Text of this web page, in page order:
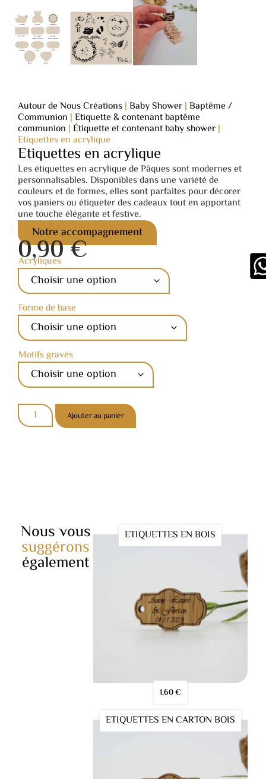
Autour de Nous Créations |Baby Shower |Baptême /
Communion |Etiquette & contenant baptême
communion |Étiquette et contenant baby shower |
Etiquettes en acrylique
Etiquettes en acrylique
Les étiquettes en acrylique de Pâques sont modernes et
personnalisables. Disponibles dans une variété de
couleurs et de formes, elles sont parfaites pour décorer
vos paniers ou étiqueter des cadeaux tout en apportant
une touche élégante et festive.
Notre accompagnement
0,90€
Acryliques
Forme de base
Motifs gravés
Ajouter au panier
Nous vous
suggérons
également
ETIQUETTES EN BOIS
1,60€
ETIQUETTES EN CARTON BOIS